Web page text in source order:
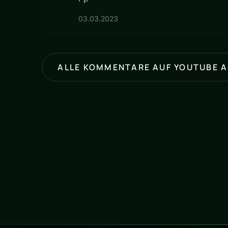
03.03.2023
ALLE KOMMENTARE AUF YOUTUBE